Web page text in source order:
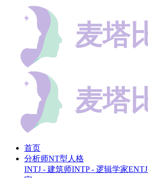
首页
分析师NT型人格
INTJ - 建筑师INTP - 逻辑学家